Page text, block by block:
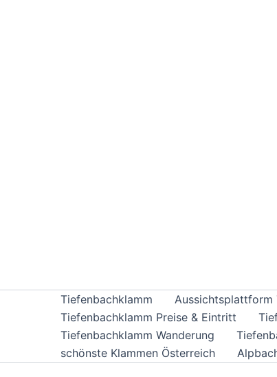
Tiefenbachklamm Aussichtsplattform
Tiefenbachklamm Preise & Eintritt
Tiefenbachklamm Wanderung
schönste Klammen Österreich